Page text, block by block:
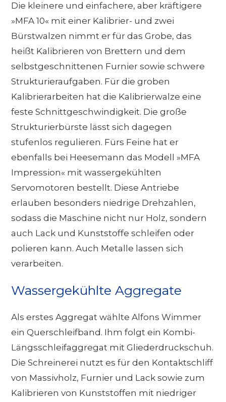
Die kleinere und einfachere, aber kräftigere
»MFA 10« mit einer Kalibrier- und zwei
Bürstwalzen nimmt er für das Grobe, das
heißt Kalibrieren von Brettern und dem
selbstgeschnittenen Furnier sowie schwere
Strukturieraufgaben. Für die groben
Kalibrierarbeiten hat die Kalibrierwalze eine
feste Schnittgeschwindigkeit. Die große
Strukturierbürste lässt sich dagegen
stufenlos regulieren. Fürs Feine hat er
ebenfalls bei Heesemann das Modell »MFA
Impression« mit wassergekühlten
Servomotoren bestellt. Diese Antriebe
erlauben besonders niedrige Drehzahlen,
sodass die Maschine nicht nur Holz, sondern
auch Lack und Kunststoffe schleifen oder
polieren kann. Auch Metalle lassen sich
verarbeiten.
Wassergekühlte Aggregate
Als erstes Aggregat wählte Alfons Wimmer
ein Querschleifband. Ihm folgt ein Kombi-
Längsschleifaggregat mit Gliederdruckschuh.
Die Schreinerei nutzt es für den Kontaktschliff
von Massivholz, Furnier und Lack sowie zum
Kalibrieren von Kunststoffen mit niedriger